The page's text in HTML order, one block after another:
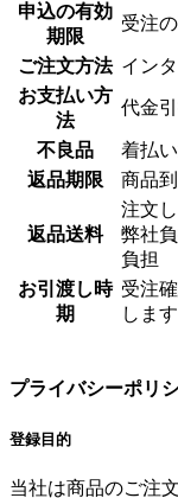
申込の有効
期限
受注
ご注文方法 イン
お支払い方
法
代金
不良品
着払
返品期限
商品
返品送料
注文
弊社
負担
お引渡し時
期
受注
します
プライバシーポリ
登録目的
当社は商品のご注